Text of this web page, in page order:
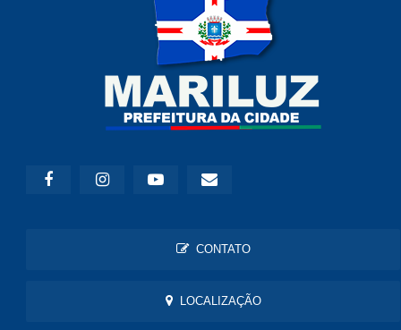
CONTATO
LOCALIZAÇÃO